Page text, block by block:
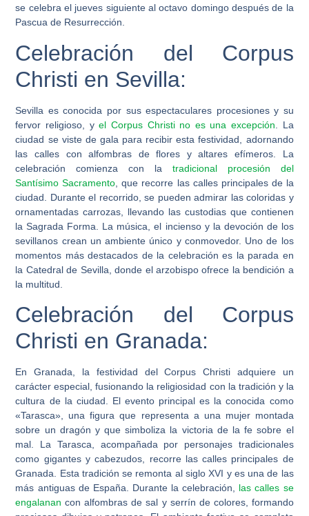
se celebra el jueves siguiente al octavo domingo después de la
Pascua de Resurrección.
Celebración del Corpus
Christi en Sevilla:
Sevilla es conocida por sus espectaculares procesiones y su
fervor religioso, yel Corpus Christi no es una excepción . La
ciudad se viste de gala para recibir esta festividad, adornando
las calles con alfombras de flores y altares efímeros. La
celebración comienza con la tradicional procesión del
Santísimo Sacramento , que recorre las calles principales de la
ciudad. Durante el recorrido, se pueden admirar las coloridas y
ornamentadas carrozas, llevando las custodias que contienen
la Sagrada Forma. La música, el incienso y la devoción de los
sevillanos crean un ambiente único y conmovedor. Uno de los
momentos más destacados de la celebración es la parada en
la Catedral de Sevilla, donde el arzobispo ofrece la bendición a
la multitud.
Celebración del Corpus
Christi en Granada:
En Granada, la festividad del Corpus Christi adquiere un
carácter especial, fusionando la religiosidad con la tradición y la
cultura de la ciudad. El evento principal es la conocida como
«Tarasca», una figura que representa a una mujer montada
sobre un dragón y que simboliza la victoria de la fe sobre el
mal. La Tarasca, acompañada por personajes tradicionales
como gigantes y cabezudos, recorre las calles principales de
Granada. Esta tradición se remonta al siglo XVI y es una de las
más antiguas de España. Durante la celebración, las calles se
engalanan con alfombras de sal y serrín de colores, formando